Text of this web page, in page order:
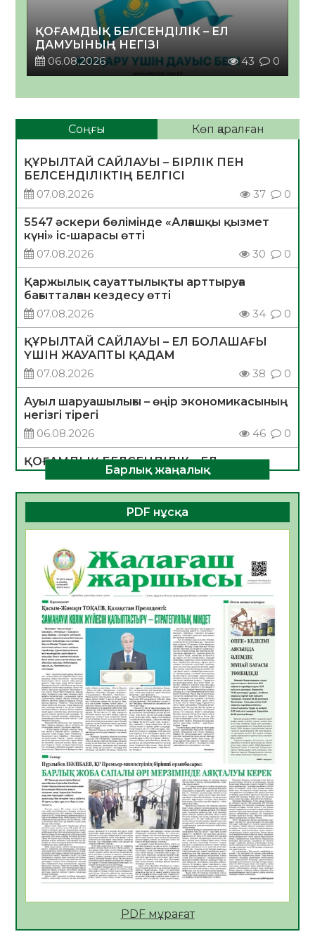
ҚОҒАМДЫҚ БЕЛСЕНДІЛІК – ЕЛ
ДАМУЫНЫҢ НЕГІЗІ
06.08.2026
43 0
Соңғы Көп қаралған
ҚҰРЫЛТАЙ САЙЛАУЫ – БІРЛІК ПЕН
БЕЛСЕНДІЛІКТІҢ БЕЛГІСІ
07.08.2026
37 0
5547 әскери бөлімінде «Алғашқы қызмет
күні» іс-шарасы өтті
07.08.2026
30 0
Қаржылық сауаттылықты арттыруға
бағытталған кездесу өтті
07.08.2026
34 0
ҚҰРЫЛТАЙ САЙЛАУЫ – ЕЛ БОЛАШАҒЫ
ҮШІН ЖАУАПТЫ ҚАДАМ
07.08.2026
38 0
Ауыл шаруашылығы – өңір экономикасының
негізгі тірегі
06.08.2026
46 0
ҚОҒАМДЫҚ БЕЛСЕНДІЛІК – ЕЛ
ДАМУЫНЫҢ НЕГІЗІ
06.08.2026
43 0
ҚҰРЫЛТАЙ САЙЛАУЫ – БОЛАШАҚҚА
БАСТАР ЖАУАПТЫ ТАҢДАУ
06.08.2026
Инфекциялық ауруларға қарсы иммундау
жұмыстарының тиімділігі
06.08.2026
48
Көкжөтел ауруы туралы
06.08.2026
44
АПВ вакцинасы туралы мәлімет
06.08.2026
43
Open Air: Қызылорда облысы полиция
департаменті 20 мыңнан астам
көрерменнің қауіпсіздігін қамтамасыз етті
06.08.2026
57
ҚЫЗЫЛОРДАДА «САНАЛЫ ҰРПАҚ –
ЖАРҚЫН БОЛАШАҚ» АТТЫ КЕҢЕЙТІЛГЕН
МӘЖІЛІС ӨТТІ
05.08.2026
57
Қазақстан Орталық Азиядағы көшуге ең
Барлық жаңалық
PDF нұсқа
PDF мұрағат